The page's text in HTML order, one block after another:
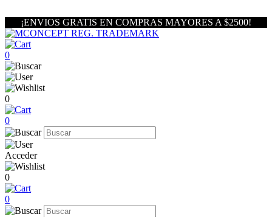
¡ENVIOS GRATIS EN COMPRAS MAYORES A $2500!
0
0
0
Acceder
0
0